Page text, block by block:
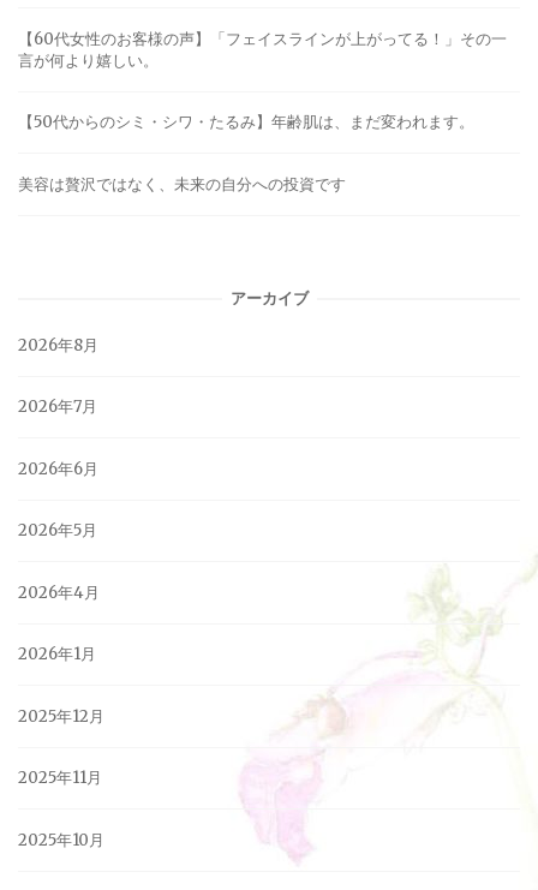
【60代女性のお客様の声】「フェイスラインが上がってる！」その一
言が何より嬉しい。
【50代からのシミ・シワ・たるみ】年齢肌は、まだ変われます。
美容は贅沢ではなく、未来の自分への投資です
アーカイブ
2026年8月
2026年7月
2026年6月
2026年5月
2026年4月
2026年1月
2025年12月
2025年11月
2025年10月